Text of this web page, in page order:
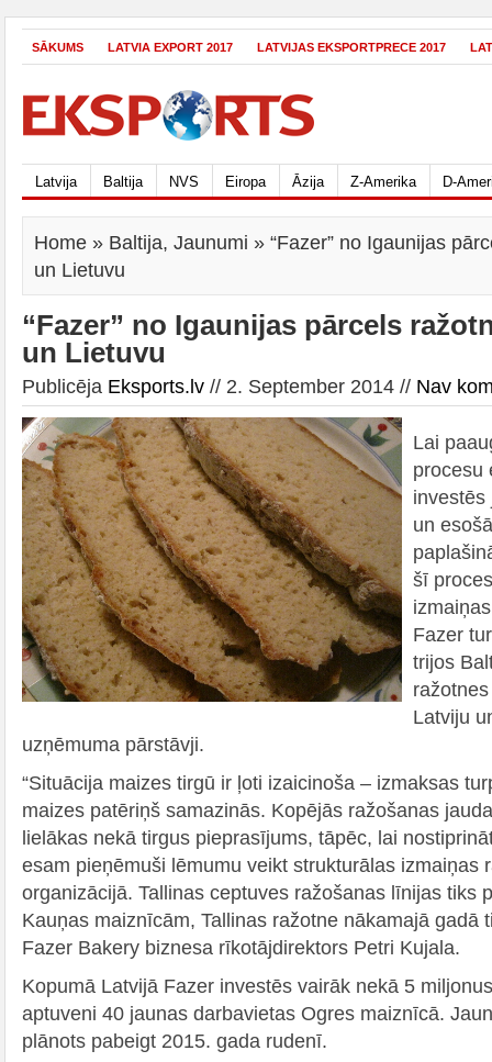
SĀKUMS LATVIA EXPORT 2017 LATVIJAS EKSPORTPRECE 2017
Latvija Baltija NVS Eiropa Āzija Z-Amerika D-
Home » Baltija, Jaunumi » “Fazer” no Igaunijas
un Lietuvu
“Fazer” no Igaunijas pārcels
un Lietuvu
Publicēja Eksports.lv // 2. September 2014 // Nav
Lai
procesu
investēs
un
šī
Fazer
trijos
Latviju
uzņēmuma pārstāvji.
“Situācija maizes tirgū ir ļoti izaicinoša – izmaksas
maizes patēriņš samazinās. Kopējās ražošanas
lielākas nekā tirgus pieprasījums, tāpēc, lai
esam pieņēmuši lēmumu veikt strukturālas izmaiņas
organizācijā. Tallinas ceptuves ražošanas līnijas tiks
Kauņas maiznīcām, Tallinas ražotne nākamajā gadā
Fazer Bakery biznesa rīkotājdirektors Petri Kujala.
Kopumā Latvijā Fazer investēs vairāk nekā 5
aptuveni 40 jaunas darbavietas Ogres maiznīcā.
plānots pabeigt 2015. gada rudenī.